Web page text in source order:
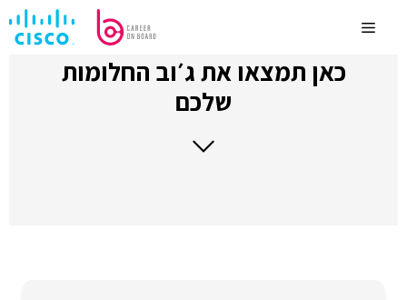
לתוכןMenu
כאן תמצאו את ג׳וב החלומות
שלכם